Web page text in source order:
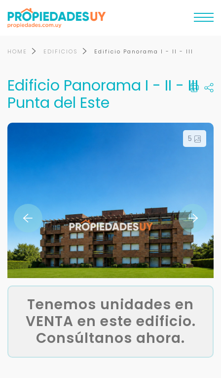
HOME EDIFICIOS Edificio Panorama I - II - III
Edificio Panorama I - II - III
Punta del Este
5
Tenemos unidades en
VENTA en este edificio.
Consúltanos ahora.